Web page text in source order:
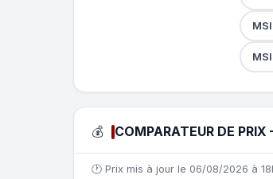
💰 COMPARATEUR DE
🕐 Prix mis à jour le 06/08/2026 à